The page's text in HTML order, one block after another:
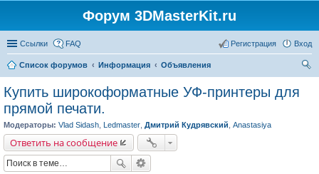
Форум 3DMasterKit.ru
Ссылки FAQ Вход
Регистрация
Список форумов Информация
Объявления
Купить широкоформатные УФ-принтеры для
прямой печати.
Модераторы: Vlad Sidash Ledmaster Дмитрий Кудрявский Anastasiya
Ответить на сообщение